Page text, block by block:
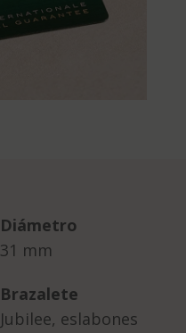
Diámetro
31 mm
Brazalete
Jubilee, eslabones